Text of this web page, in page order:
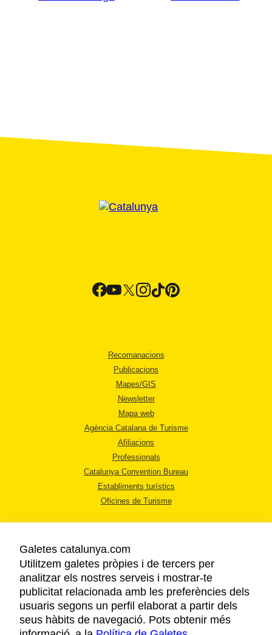
Recomanacions
Publicacions
Mapes/GIS
Newsletter
Mapa web
Agència Catalana de Turisme
Afiliacions
Professionals
Catalunya Convention Bureau
Establiments turístics
Oficines de Turisme
AVÍS LEGAL
POLÍTICA DE PRIVACITAT
COOKIES
ACCESSIBILITAT
Galetes catalunya.com
Utilitzem galetes pròpies i de tercers per
analitzar els nostres serveis i mostrar-te
publicitat relacionada amb les preferències dels
usuaris segons un perfil elaborat a partir dels
seus hàbits de navegació. Pots obtenir més